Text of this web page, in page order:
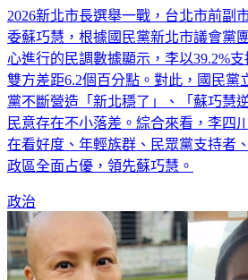
2026新北市長選舉一戰，台北市前副
委蘇巧慧，根據國民黨新北市議會黨
心進行的民調數據顯示，李以39.2%支
雙方差距6.2個百分點。對此，國民黨
黨不斷營造「新北穩了」、「蘇巧慧
民意存在不小落差。綜合來看，李四
在看好度、年輕族群、民眾黨支持者
政區全面占優，領先蘇巧慧。
政治